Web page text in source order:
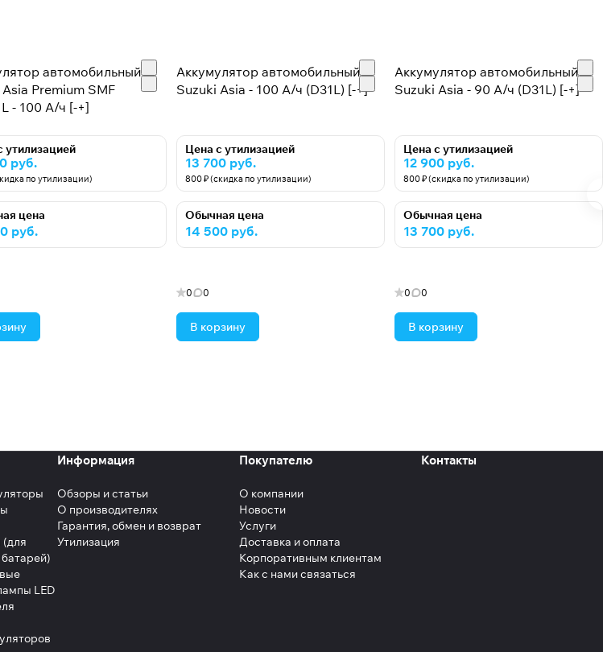
автомобильный
Premium SMF
- 100 А/ч [-+]
утилизацией
руб.
по утилизации)
цена
руб.
Аккумулятор автомобильный
Suzuki Asia - 100 А/ч (D31L) [-+]
Цена с утилизацией
13 700 руб.
800 ₽ (скидка по утилизации)
Обычная цена
14 500 руб.
0 0
В корзину
Аккумулятор автомобильный
Suzuki Asia - 90 А/ч (D31L) [-+]
Цена с утилизацией
12 900 руб.
800 ₽ (скидка по утилизации)
Обычная цена
13 700 руб.
0 0
В корзину
(для
LED
Информация
Обзоры и статьи
О производителях
Гарантия, обмен и возврат
Утилизация
Покупателю
О компании
Новости
Услуги
Доставка и оплата
Корпоративным клиентам
Как с нами связаться
Контакты